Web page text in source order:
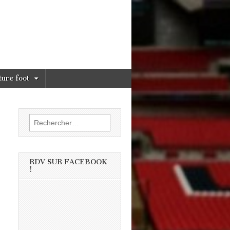
foot
Rechercher :
RDV SUR FACEBOOK
!